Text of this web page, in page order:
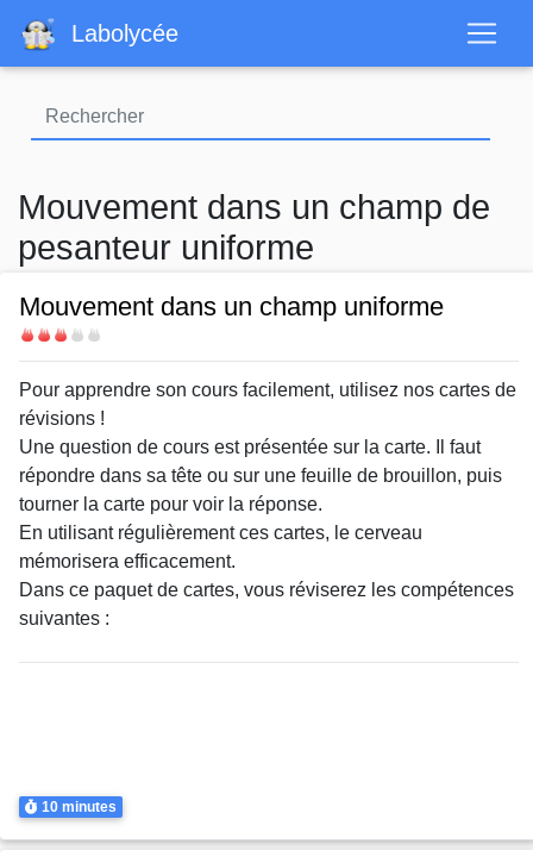
contenu
Labolycée
Mouvement dans un champ de
pesanteur uniforme
Mouvement dans un champ uniforme
Difficulté
Body
Pour apprendre son cours facilement, utilisez nos cartes de
révisions !
Une question de cours est présentée sur la carte. Il faut
répondre dans sa tête ou sur une feuille de brouillon, puis
tourner la carte pour voir la réponse.
En utilisant régulièrement ces cartes, le cerveau
mémorisera efficacement.
Dans ce paquet de cartes, vous réviserez les compétences
suivantes :
Durée
10 minutes